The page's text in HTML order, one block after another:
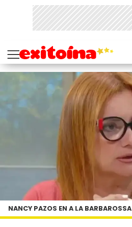
NANCY PAZOS EN A LA BARBAROSSA